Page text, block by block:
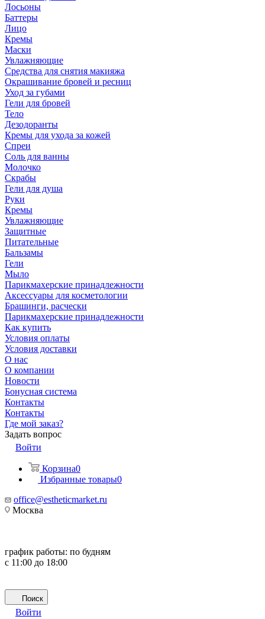
Лосьоны
Баттеры
Лицо
Кремы
Маски
Увлажняющие
Средства для снятия макияжа
Окрашивание бровей и ресниц
Уход за губами
Гели для бровей
Тело
Дезодоранты
Кремы для ухода за кожей
Спреи
Соль для ванны
Молочко
Скрабы
Гели для душа
Руки
Кремы
Увлажняющие
Защитные
Питательные
Бальзамы
Гели
Мыло
Парикмахерские принадлежности
Аксессуары для косметологии
Брашинги, расчески
Парикмахерские принадлежности
Как купить
Условия оплаты
Условия доставки
О нас
О компании
Новости
Бонусная система
Контакты
Контакты
Где мой заказ?
Задать вопрос
Войти
Корзина0
Избранные товары0
office@estheticmarket.ru
Москва
график работы: по будням
с 11:00 до 18:00
Поиск
Войти